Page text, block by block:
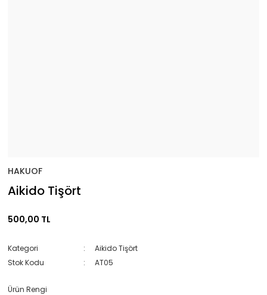
HAKUOF
Aikido Tişört
500,00 TL
Kategori
Aikido Tişört
Stok Kodu
AT05
Ürün Rengi